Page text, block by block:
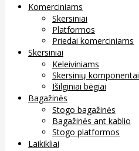
Komerciniams
Skersiniai
Platformos
Priedai komerciniams
Skersiniai
Keleiviniams
Skersinių komponentai
Išilginiai bėgiai
Bagažinės
Stogo bagažinės
Bagažinės ant kablio
Stogo platformos
Laikikliai